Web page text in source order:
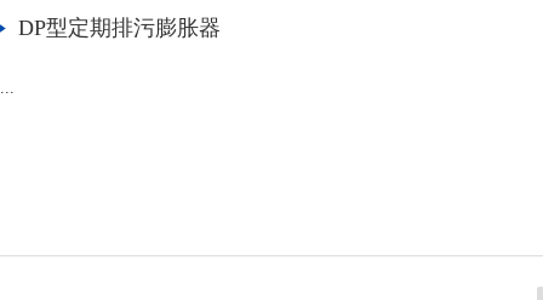
DP型定期排污膨胀器
...